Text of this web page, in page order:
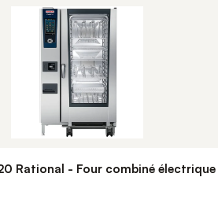
Rational - Four combiné électrique